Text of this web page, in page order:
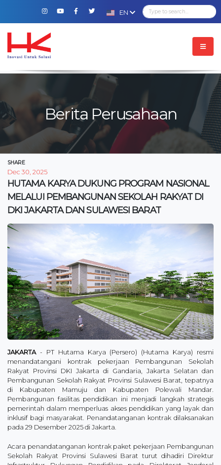
EN
Berita Perusahaan
SHARE
Dec 30, 2025
HUTAMA KARYA DUKUNG PROGRAM NASIONAL
MELALUI PEMBANGUNAN SEKOLAH RAKYAT DI
DKI JAKARTA DAN SULAWESI BARAT
JAKARTA- PT Hutama Karya (Persero) (Hutama Karya) resmi
menandatangani kontrak pekerjaan Pembangunan Sekolah
Rakyat Provinsi DKI Jakarta di Gandaria, Jakarta Selatan dan
Pembangunan Sekolah Rakyat Provinsi Sulawesi Barat, tepatnya
di Kabupaten Mamuju dan Kabupaten Polewali Mandar.
Pembangunan fasilitas pendidikan ini menjadi langkah strategis
pemerintah dalam memperluas akses pendidikan yang layak dan
inklusif bagi masyarakat. Penandatanganan kontrak dilaksanakan
pada 29 Desember 2025 di Jakarta.
Acara penandatanganan kontrak paket pekerjaan Pembangunan
Sekolah Rakyat Provinsi Sulawesi Barat turut dihadiri Direktur